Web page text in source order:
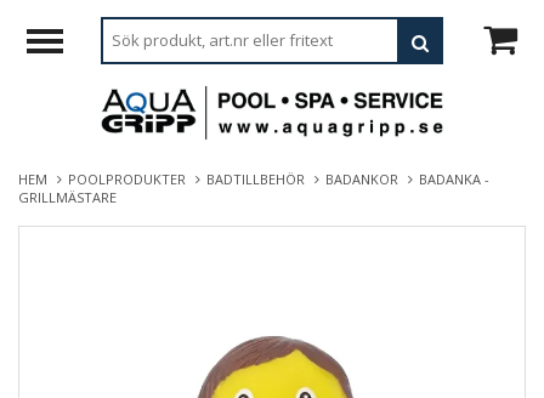
HEM POOLPRODUKTER BADTILLBEHÖR BADANKOR
BADANKA -
GRILLMÄSTARE